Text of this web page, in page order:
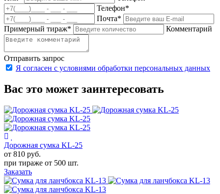
Телефон*
Почта*
Примерный тираж* Комментарий
Отправить запрос
Я согласен с условиями обработки персональных данных
Вас это может заинтересовать
Дорожная сумка KL-25
от 810 руб.
при тираже от 500 шт.
Заказать